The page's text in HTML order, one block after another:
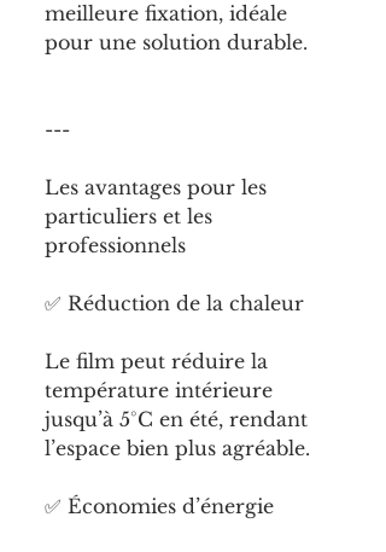
meilleure fixation, idéale
pour une solution durable.
---
Les avantages pour les
particuliers et les
professionnels
✅ Réduction de la chaleur
Le film peut réduire la
température intérieure
jusqu’à 5°C en été, rendant
l’espace bien plus agréable.
✅ Économies d’énergie